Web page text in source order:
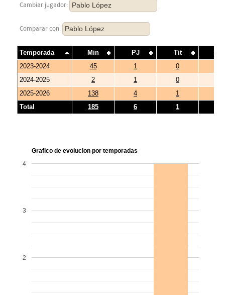
Cambiar jugador: Pablo López
Comparar con: Pablo López
Temporada Min PJ Tit
2023-2024
45 1 0
2024-2025
2 1 0
2025-2026
138 4 1
Total
185 6 1
Grafico de evolucion por temporadas
2
3
4